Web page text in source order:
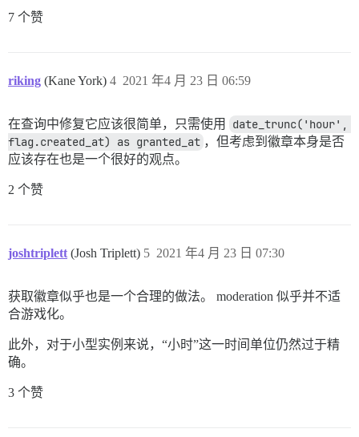
7 个赞
riking (Kane York) 2021 年4 月 23 日 06:59
4
在查询中修复它应该很简单，只需使用
date_trunc('hour',
flag.created_at) as granted_at ，但考虑到徽章本身是否
应该存在也是一个很好的观点。
2 个赞
joshtriplett (Josh Triplett) 2021 年4 月 23 日 07:30
5
获取徽章似乎也是一个合理的做法。 moderation 似乎并不适
合游戏化。
此外，对于小型实例来说，“小时”这一时间单位仍然过于精
确。
3 个赞